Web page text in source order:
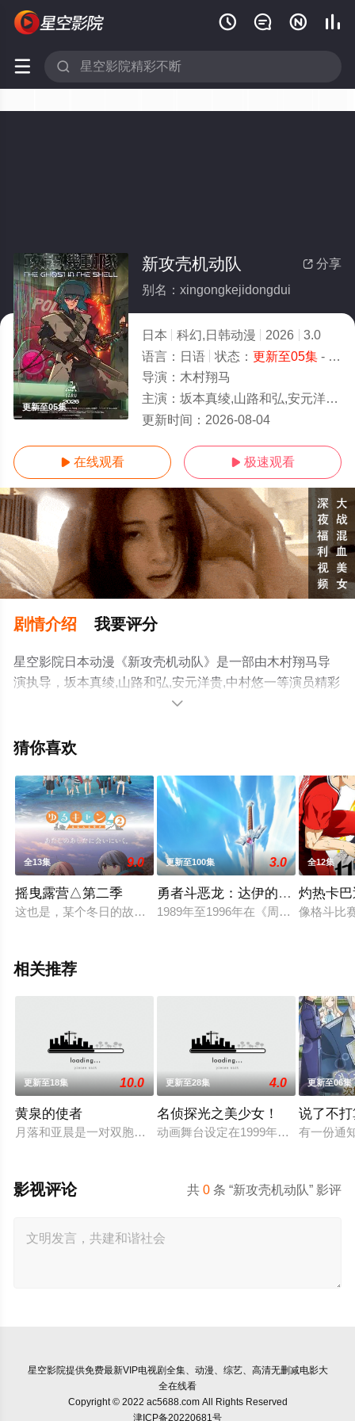
   
 
更新至05集
 分享
新攻壳机动队
别名：xingongkejidongdui
日本 科幻,日韩动漫 2026
3.0
语言： 日语 状态： 更新至05集- 免费在线观看
导演： 木村翔马
主演： 坂本真绫,山路和弘,安元洋贵,中村悠一
更新时间： 2026-08-04
 在线观看  极速观看
剧情介绍 我要评分
星空影院日本动漫《新攻壳机动队》是一部由木村翔马导
演执导，坂本真绫,山路和弘,安元洋贵,中村悠一等演员精彩
演绎的日本动漫，手机免费观看高清未删减完整版动漫全
视猫或剧情网等平台了解。

猜你喜欢
全13集 9.0
摇曳露营△第二季
这也是，某个冬日的故事。山梨的女高中生志摩凛，乘着钟爱
更新至100集 3.0
勇者斗恶龙：达伊的大冒险
1989年至1996年在《周刊少年
全12集
灼热卡
像格斗比
相关推荐
更新至18集 10.0
黄泉的使者
月落和亚晨是一对双胞胎兄妹，他们在一个与世隔绝的深山小
更新至28集 4.0
名侦探光之美少女！
动画舞台设定在1999年、14岁的明
更新至06集
说了不
有一份通
共0 条 “新攻壳机动队” 影评
影视评论
星空影院提供免费最新VIP电视剧全集、动漫、综艺、高清无删减电影大
全在线看
Copyright © 2022 ac5688.com All Rights Reserved
津ICP备20220681号